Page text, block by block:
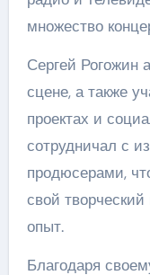
множество
Сергей Рогожин
сцене, а также
проектах и
сотрудничал с
продюсерами,
свой
опыт.
Благодаря